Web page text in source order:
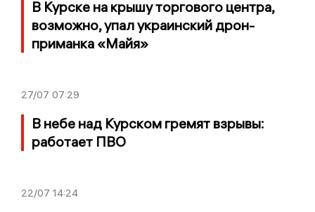
В Курске на крышу торгового центра,
возможно, упал украинский дрон-
приманка «Майя»
27/07 07:29
В небе над Курском гремят взрывы:
работает ПВО
22/07 14:24